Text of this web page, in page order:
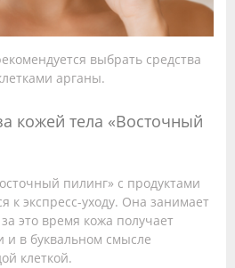
выбрать средства
арганы.
кожей тела «Восточный
пилинг» с продуктами
к экспресс-уходу. Она занимает
это время кожа получает
в буквальном смысле
клеткой.